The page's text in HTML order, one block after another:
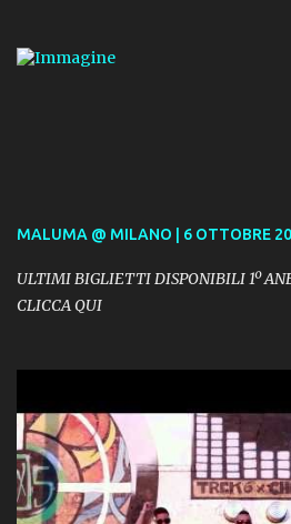
MALUMA @ MILANO | 6 OTTOBRE
ULTIMI BIGLIETTI DISPONIBILI 1º
CLICCA QUI